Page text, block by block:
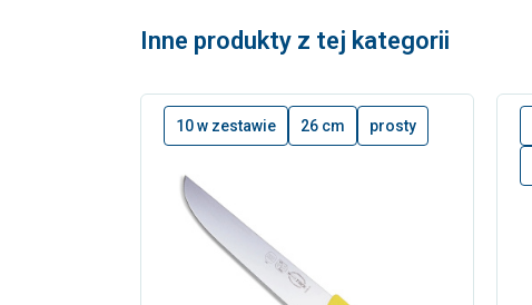
Inne produkty z tej kategorii
10 w zestawie 26 cm prosty